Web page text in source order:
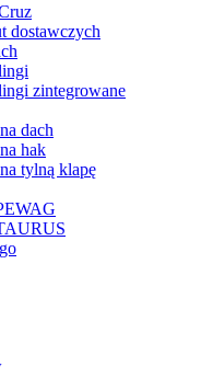
dostawczych
zintegrowane
dach
hak
tylną klapę